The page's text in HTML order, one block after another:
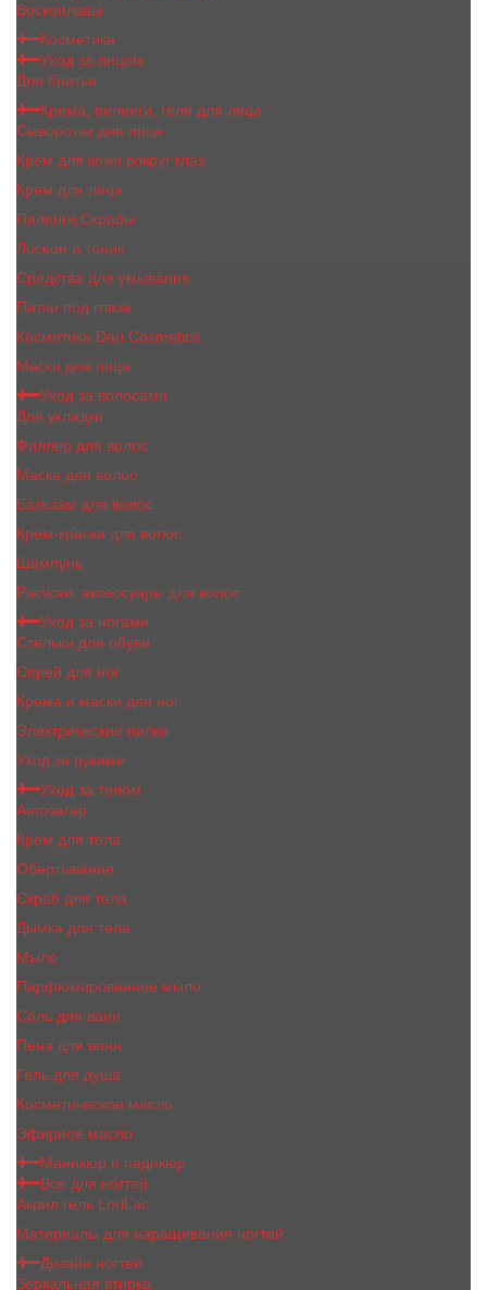
Воскоплавы
Косметика
Уход за лицом
Для бритья
Крема, пилинги, гели для лица
Сыворотки для лица
Крем для кожи вокруг глаз
Крем для лица
Пилинги,Скрабы
Лосьон и тоник
Средства для умывания
Патчи под глаза
Косметика Dari Cosmetics
Маски для лица
Уход за волосами
Для укладки
Филлер для волос
Маска для волос
Бальзам для волос
Крем-краска для волос
Шампунь
Расчски, аксессуары для волос
Уход за ногами
Стельки для обуви
Спрей для ног
Крема и маски для ног
Электрические пилки
Уход за руками
Уход за телом
Автозагар
Крем для тела
Обертывание
Скраб для тела
Дымка для тела
Мыло
Парфюмированное мыло
Соль для ванн
Пена для ванн
Гель для душа
Косметическое масло
Эфирное масло
Маникюр и педикюр
Все для ногтей
Акрил гель LoriLac
Материалы для наращивания ногтей
Дизайн ногтей
Зеркальная втирка